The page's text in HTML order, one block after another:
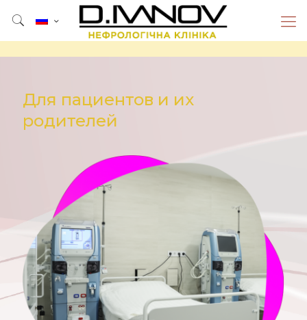
Для пациентов и их
родителей